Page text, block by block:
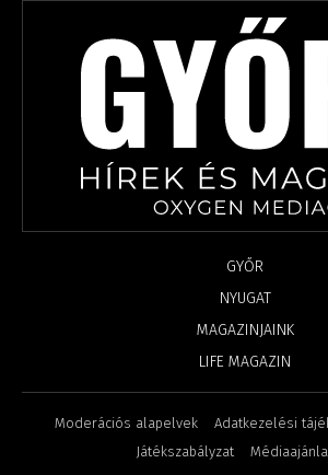
GYŐR
NYUGAT
MAGAZINJAINK
LIFE MAGAZIN
Moderációs alapelvek Adatkezelési
Játékszabályzat